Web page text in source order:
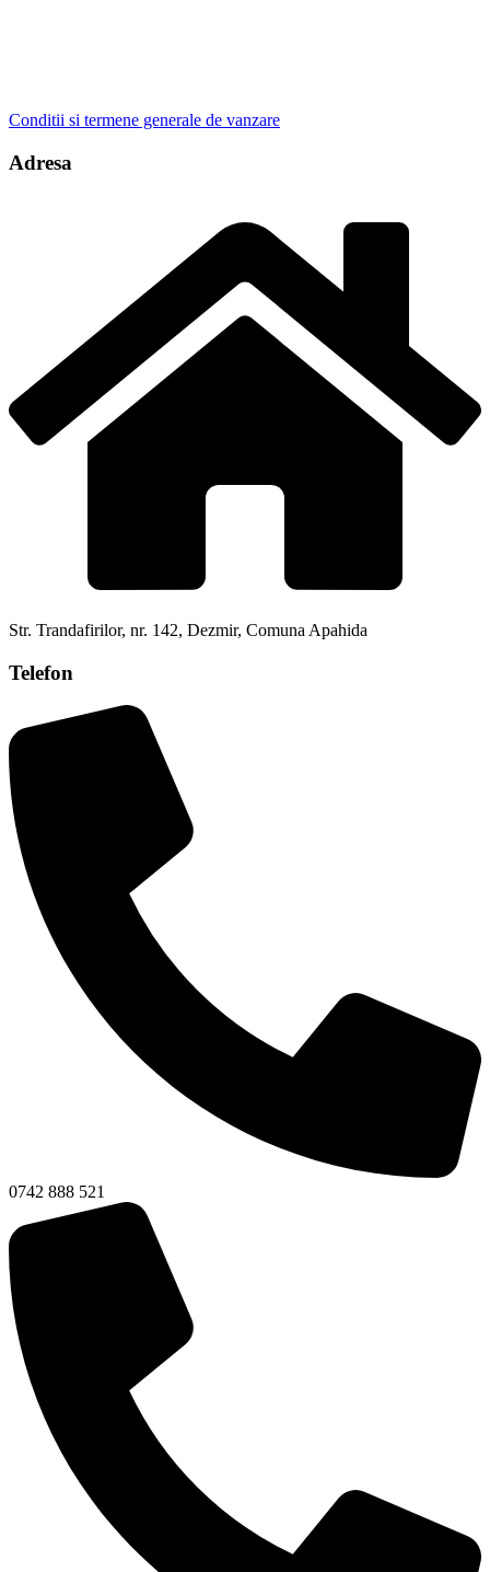
Conditii si termene generale de vanzare
Adresa
Str. Trandafirilor, nr. 142, Dezmir, Comuna Apahida
Telefon
0742 888 521